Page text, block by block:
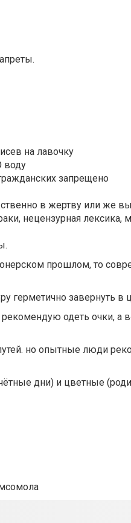
на лавочку
воду
запрещено
в жертву или же
нецензурная
прошлом, то
герметично завернуть
одеть очки, а
но опытные люди
дни) и цветные